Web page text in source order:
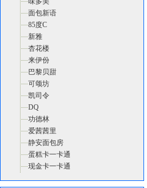
面包新语
85度C
新雅
杏花楼
来伊份
巴黎贝甜
可颂坊
凯司令
DQ
功德林
爱茜茜里
静安面包房
蛋糕卡一卡通
现金卡一卡通